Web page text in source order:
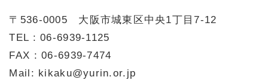
〒536-0005 大阪市城東区中央1丁目7-12
TEL : 06-6939-1125
FAX : 06-6939-7474
Mail: kikaku@yurin.or.jp